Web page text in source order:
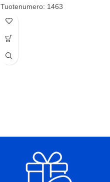
Tuotenumero: 1463